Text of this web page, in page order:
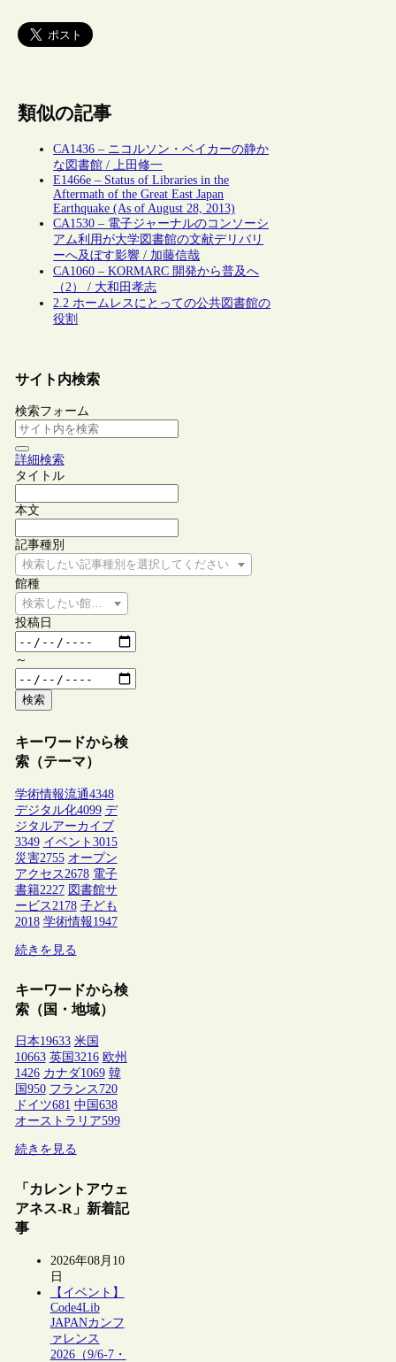
類似の記事
CA1436 – ニコルソン・ベイカーの静か
な図書館 / 上田修一
E1466e – Status of Libraries in the
Aftermath of the Great East Japan
Earthquake (As of August 28, 2013)
CA1530 – 電子ジャーナルのコンソーシ
アム利用が大学図書館の文献デリバリ
ーへ及ぼす影響 / 加藤信哉
CA1060 – KORMARC 開発から普及へ
（2） / 大和田孝志
2.2 ホームレスにとっての公共図書館の
役割
サイト内検索
検索フォーム
詳細検索
タイトル
本文
記事種別
検索したい記事種別を選択してください
館種
検索したい館種を選択してください
投稿日
～
検索
キーワードから検
索（テーマ）
学術情報流通4348
デジタル化4099 デ
ジタルアーカイブ
3349 イベント 3015
災害2755 オープン
アクセス 2678 電子
書籍2227 図書館サ
ービス 2178 子ども
2018 学術情報1947
続きを見る
キーワードから検
索（国・地域）
日本19633 米国
10663 英国 3216 欧州
1426 カナダ1069 韓
国 950 フランス 720
ドイツ681 中国 638
オーストラリア599
続きを見る
「カレントアウェ
アネス-R」新着記
事
2026年08月10
日
【イベント】
Code4Lib
JAPANカンフ
ァレンス
2026（9/6-7・